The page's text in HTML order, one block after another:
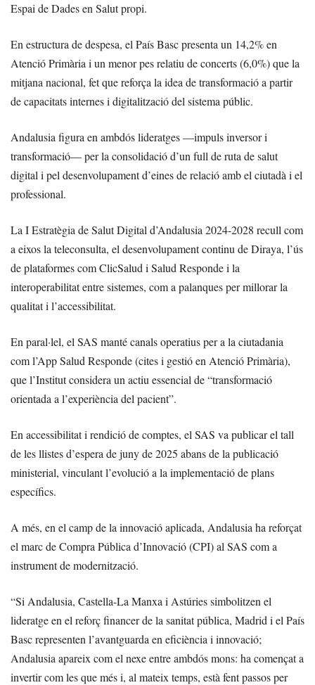
Espai de Dades en Salut propi.
En estructura de despesa, el País Basc presenta un 14,2% en
Atenció Primària i un menor pes relatiu de concerts (6,0%) que la
mitjana nacional, fet que reforça la idea de transformació a partir
de capacitats internes i digitalització del sistema públic.
Andalusia figura en ambdós lideratges —impuls inversor i
transformació— per la consolidació d’un full de ruta de salut
digital i pel desenvolupament d’eines de relació amb el ciutadà i el
professional.
La I Estratègia de Salut Digital d’Andalusia 2024-2028 recull com
a eixos la teleconsulta, el desenvolupament continu de Diraya, l’ús
de plataformes com ClicSalud i Salud Responde i la
interoperabilitat entre sistemes, com a palanques per millorar la
qualitat i l’accessibilitat.
En paral·lel, el SAS manté canals operatius per a la ciutadania
com l’App Salud Responde (cites i gestió en Atenció Primària),
que l’Institut considera un actiu essencial de “transformació
orientada a l’experiència del pacient”.
En accessibilitat i rendició de comptes, el SAS va publicar el tall
de les llistes d’espera de juny de 2025 abans de la publicació
ministerial, vinculant l’evolució a la implementació de plans
específics.
A més, en el camp de la innovació aplicada, Andalusia ha reforçat
el marc de Compra Pública d’Innovació (CPI) al SAS com a
instrument de modernització.
“Si Andalusia, Castella-La Manxa i Astúries simbolitzen el
lideratge en el reforç financer de la sanitat pública, Madrid i el País
Basc representen l’avantguarda en eficiència i innovació;
Andalusia apareix com el nexe entre ambdós mons: ha començat a
invertir com les que més i, al mateix temps, està fent passos per